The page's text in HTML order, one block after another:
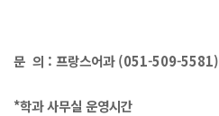
문 의 : 프랑스어과 (051-509-5581)
*학과 사무실 운영시간